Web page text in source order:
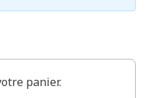
panier.